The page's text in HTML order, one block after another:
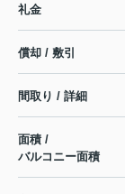
礼金
償却 / 敷引
間取り / 詳細
面積 /
バルコニー面積